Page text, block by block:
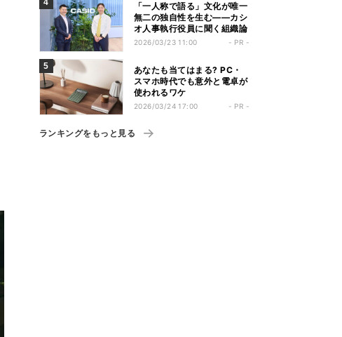
「一人称で語る」文化が唯一
無二の独自性を生む――カシ
オ人事執行役員に聞く組織論
2026/03/23 11:00 - PR -
あなたも当てはまる? PC・
スマホ時代でも意外と電卓が
使われるワケ
2026/03/24 17:00 - PR -
ランキングをもっと見る